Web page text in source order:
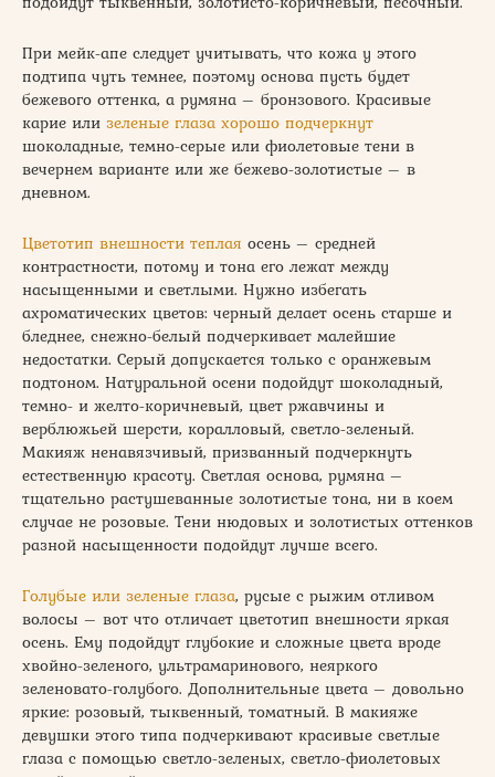
При мейк-апе следует учитывать, что кожа у этого
подтипа чуть темнее, поэтому основа пусть будет
бежевого оттенка, а румяна – бронзового. Красивые
карие или зеленые глаза хорошо подчеркнут
шоколадные, темно-серые или фиолетовые тени в
вечернем варианте или же бежево-золотистые – в
дневном.
Цветотип внешности теплая осень – средней
контрастности, потому и тона его лежат между
насыщенными и светлыми. Нужно избегать
ахроматических цветов: черный делает осень старше и
бледнее, снежно-белый подчеркивает малейшие
недостатки. Серый допускается только с оранжевым
подтоном. Натуральной осени подойдут шоколадный,
темно- и желто-коричневый, цвет ржавчины и
верблюжьей шерсти, коралловый, светло-зеленый.
Макияж ненавязчивый, призванный подчеркнуть
естественную красоту. Светлая основа, румяна –
тщательно растушеванные золотистые тона, ни в коем
случае не розовые. Тени нюдовых и золотистых оттенков
разной насыщенности подойдут лучше всего.
Голубые или зеленые глаза, русые с рыжим отливом
волосы – вот что отличает цветотип внешности яркая
осень. Ему подойдут глубокие и сложные цвета вроде
хвойно-зеленого, ультрамаринового, неяркого
зеленовато-голубого. Дополнительные цвета – довольно
яркие: розовый, тыквенный, томатный. В макияже
девушки этого типа подчеркивают красивые светлые
глаза с помощью светло-зеленых, светло-фиолетовых